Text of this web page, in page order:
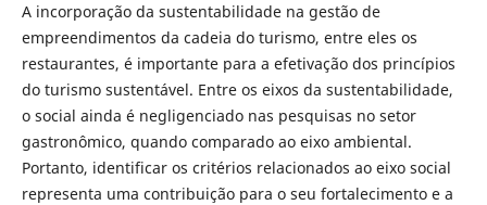
A incorporação da sustentabilidade na gestão de
empreendimentos da cadeia do turismo, entre eles os
restaurantes, é importante para a efetivação dos princípios
do turismo sustentável. Entre os eixos da sustentabilidade,
o social ainda é negligenciado nas pesquisas no setor
gastronômico, quando comparado ao eixo ambiental.
Portanto, identificar os critérios relacionados ao eixo social
representa uma contribuição para o seu fortalecimento e a